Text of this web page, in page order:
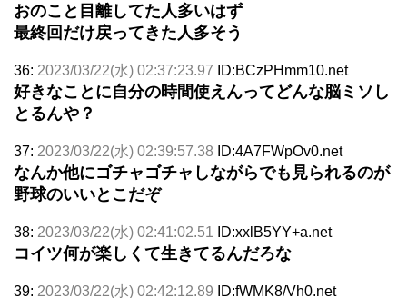
おのこと目離してた人多いはず
最終回だけ戻ってきた人多そう
36: 2023/03/22(水) 02:37:23.97 ID:BCzPHmm10.net
好きなことに自分の時間使えんってどんな脳ミソし
とるんや？
37: 2023/03/22(水) 02:39:57.38 ID:4A7FWpOv0.net
なんか他にゴチャゴチャしながらでも見られるのが
野球のいいとこだぞ
38: 2023/03/22(水) 02:41:02.51 ID:xxlB5YY+a.net
コイツ何が楽しくて生きてるんだろな
39: 2023/03/22(水) 02:42:12.89 ID:fWMK8/Vh0.net